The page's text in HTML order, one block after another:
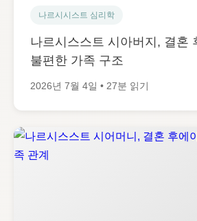
나르시시스트 심리학
나르시스스트 시아버지, 결혼
불편한 가족 구조
2026년 7월 4일 • 27분 읽기